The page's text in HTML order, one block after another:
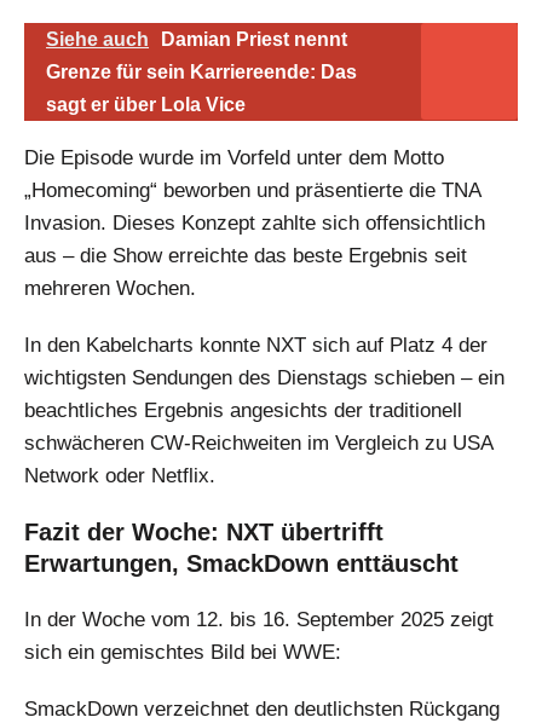
Siehe auch
Damian Priest nennt
Grenze für sein Karriereende: Das
sagt er über Lola Vice
Die Episode wurde im Vorfeld unter dem Motto
„Homecoming“ beworben und präsentierte die TNA
Invasion. Dieses Konzept zahlte sich offensichtlich
aus – die Show erreichte das beste Ergebnis seit
mehreren Wochen.
In den Kabelcharts konnte NXT sich auf Platz 4 der
wichtigsten Sendungen des Dienstags schieben – ein
beachtliches Ergebnis angesichts der traditionell
schwächeren CW-Reichweiten im Vergleich zu USA
Network oder Netflix.
Fazit der Woche: NXT übertrifft
Erwartungen, SmackDown enttäuscht
In der Woche vom 12. bis 16. September 2025 zeigt
sich ein gemischtes Bild bei WWE:
SmackDown verzeichnet den deutlichsten Rückgang